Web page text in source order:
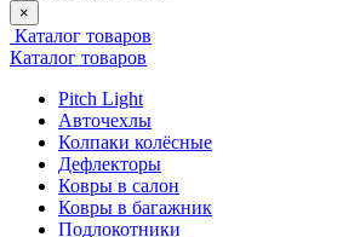
×
Каталог товаров
Каталог товаров
Pitch Light
Авточехлы
Колпаки колёсные
Дефлекторы
Ковры в салон
Ковры в багажник
Подлокотники